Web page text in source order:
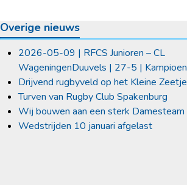
Overige nieuws
2026-05-09 | RFCS Junioren – CL
WageningenDuuvels | 27-5 | Kampioen
Drijvend rugbyveld op het Kleine Zeetje
Turven van Rugby Club Spakenburg
Wij bouwen aan een sterk Damesteam
Wedstrijden 10 januari afgelast